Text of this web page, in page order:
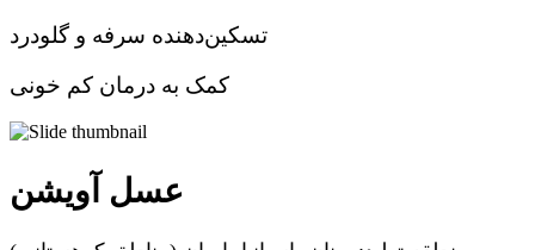
تسکین‌دهنده سرفه و گلودرد
کمک به درمان کم خونی
عسل آویشن